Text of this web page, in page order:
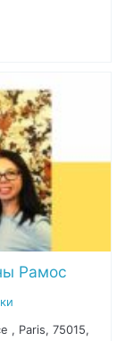
Рамос
, Paris, 75015,